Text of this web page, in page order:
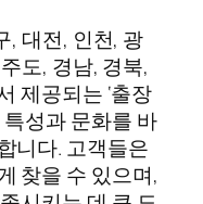
, 대전, 인천, 광
도, 경남, 경북,
제공되는 ‘출장
성과 문화를 바
니다. 고객들은
찾을 수 있으며,